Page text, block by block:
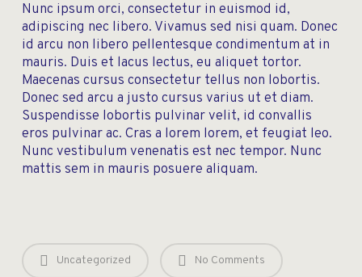
Nunc ipsum orci, consectetur in euismod id,
adipiscing nec libero. Vivamus sed nisi quam. Donec
id arcu non libero pellentesque condimentum at in
mauris. Duis et lacus lectus, eu aliquet tortor.
Maecenas cursus consectetur tellus non lobortis.
Donec sed arcu a justo cursus varius ut et diam.
Suspendisse lobortis pulvinar velit, id convallis
eros pulvinar ac. Cras a lorem lorem, et feugiat leo.
Nunc vestibulum venenatis est nec tempor. Nunc
mattis sem in mauris posuere aliquam.
Uncategorized No Comments